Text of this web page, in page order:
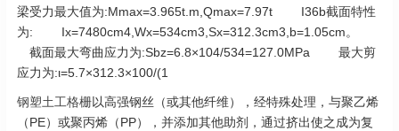
梁受力最大值为:Mmax=3.965t.m,Qmax=7.97t I36b截面特性
为: Ix=7480cm4,Wx=534cm3,Sx=312.3cm3,b=1.05cm。
截面最大弯曲应力为:Sbz=6.8×104/534=127.0MPa 最大剪
应力为:ι=5.7×312.3×100/(1
钢塑土工格栅以高强钢丝（或其他纤维），经特殊处理，与聚乙烯
（PE）或聚丙烯（PP），并添加其他助剂，通过挤出使之成为复